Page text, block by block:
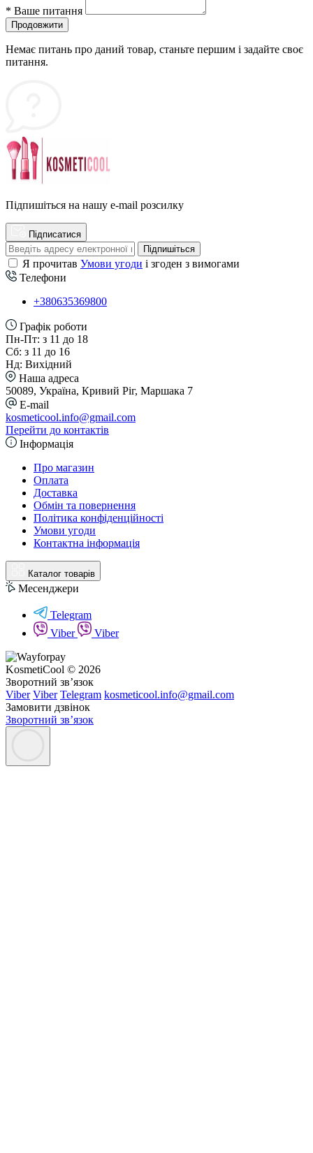
* Ваше питання
Продовжити
Немає питань про даний товар, станьте першим і задайте своє
питання.
Підпишіться на нашу e-mail розсилку
Підписатися
Підпишіться
Я прочитав Умови угоди і згоден з вимогами
Телефони
+380635369800
Графік роботи
Пн-Пт: з 11 до 18
Сб: з 11 до 16
Нд: Вихідний
Наша адреса
50089, Україна, Кривий Ріг, Маршака 7
E-mail
kosmeticool.info@gmail.com
Перейти до контактів
Інформація
Про магазин
Оплата
Доставка
Обмін та повернення
Політика конфіденційності
Умови угоди
Контактна інформація
Каталог товарів
Месенджери
Telegram
Viber
Viber
KosmetiCool © 2026
Зворотний зв’язок
Viber Viber Telegram kosmeticool.info@gmail.com
Замовити дзвінок
Зворотний зв’язок